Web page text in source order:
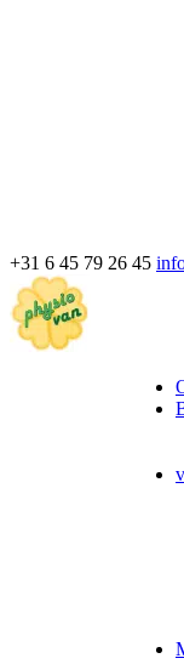
+31 6 45 79 26 45